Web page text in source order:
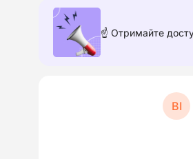
☝️ Отримайте
ВІ